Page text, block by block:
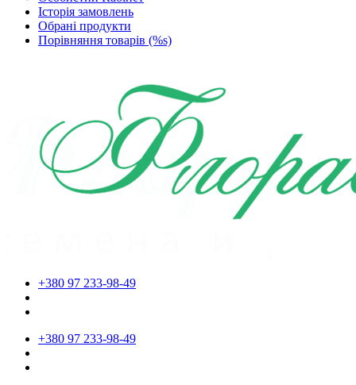
Історія замовлень
Обрані продукти
Порівняння товарів (%s)
+380 97 233-98-49
+380 97 233-98-49